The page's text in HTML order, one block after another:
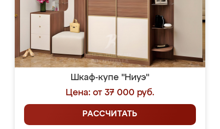
Шкаф-купе "Ниуэ"
Цена: от 37 000 руб.
РАССЧИТАТЬ